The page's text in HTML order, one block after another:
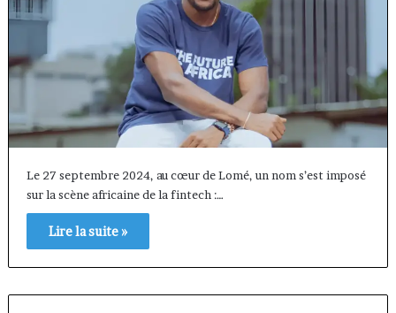
Le 27 septembre 2024, au cœur de Lomé, un nom s’est imposé
sur la scène africaine de la fintech :…
Lire la suite »